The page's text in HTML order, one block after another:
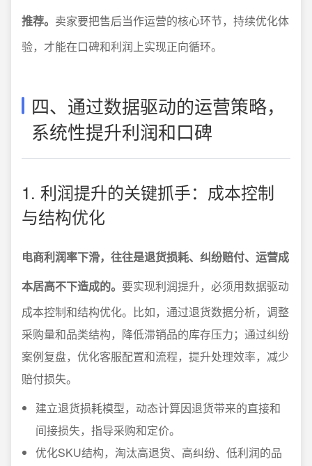
推荐。 卖家要把售后当作运营的核心环节，持续优化体
验，才能在口碑和利润上实现正向循环。
四、通过数据驱动的运营策略，
系统性提升利润和口碑
1. 利润提升的关键抓手：成本控制
与结构优化
电商利润率下滑，往往是退货损耗、纠纷赔付、运营成
本居高不下造成的。 要实现利润提升，必须用数据驱动
成本控制和结构优化。比如，通过退货数据分析，调整
采购量和品类结构，降低滞销品的库存压力；通过纠纷
案例复盘，优化客服配置和流程，提升处理效率，减少
赔付损失。
建立退货损耗模型，动态计算因退货带来的直接和
间接损失，指导采购和定价。
优化SKU结构，淘汰高退货、高纠纷、低利润的品